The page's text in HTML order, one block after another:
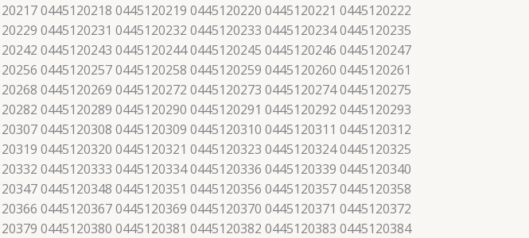
0445120218 0445120219 0445120220 0445120221 0445120222
0445120231 0445120232 0445120233 0445120234 0445120235
0445120243 0445120244 0445120245 0445120246 0445120247
0445120257 0445120258 0445120259 0445120260 0445120261
0445120269 0445120272 0445120273 0445120274 0445120275
0445120289 0445120290 0445120291 0445120292 0445120293
0445120308 0445120309 0445120310 0445120311 0445120312
0445120320 0445120321 0445120323 0445120324 0445120325
0445120333 0445120334 0445120336 0445120339 0445120340
0445120348 0445120351 0445120356 0445120357 0445120358
0445120367 0445120369 0445120370 0445120371 0445120372
0445120380 0445120381 0445120382 0445120383 0445120384